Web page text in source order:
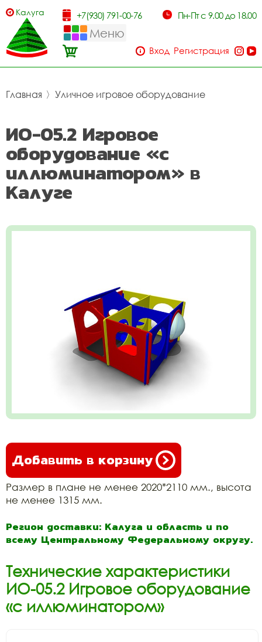
Калуга +7(930) 791-00-76 Пн-Пт с 9.00 до 18.00
Меню
Вход Регистрация
Главная 〉 Уличное игровое оборудование
ИО-05.2 Игровое
оборудование «с
иллюминатором» в
Калуге
Добавить в корзину
Размер в плане не менее 2020*2110 мм., высота
не менее 1315 мм.
Регион доставки: Калуга и область и по
всему Центральному Федеральному округу.
Технические характеристики
ИО-05.2 Игровое оборудование
«с иллюминатором»